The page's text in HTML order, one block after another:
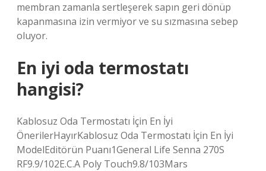
membran zamanla sertleşerek sapın geri dönüp
kapanmasına izin vermiyor ve su sızmasına sebep
oluyor.
En iyi oda termostatı
hangisi?
Kablosuz Oda Termostatı İçin En İyi
ÖnerilerHayırKablosuz Oda Termostatı İçin En İyi
ModelEditörün Puanı1General Life Senna 270S
RF9.9/102E.C.A Poly Touch9.8/103Mars